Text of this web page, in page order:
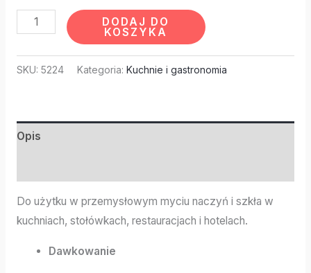
DODAJ DO
KOSZYKA
SKU: 5224 Kategoria: Kuchnie i gastronomia
Opis
Do użytku w przemysłowym myciu naczyń i szkła w
kuchniach, stołówkach, restauracjach i hotelach.
Dawkowanie